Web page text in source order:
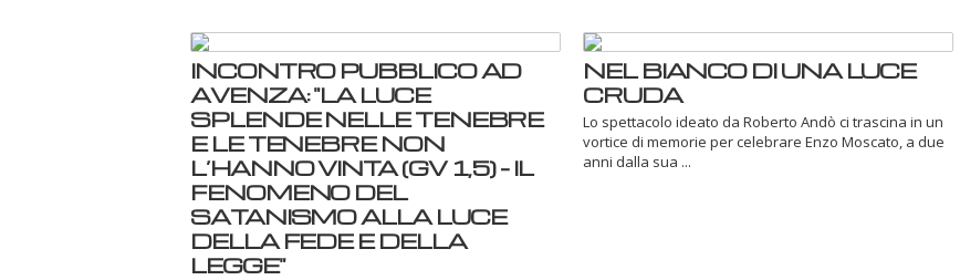
INCONTRO PUBBLICO AD
AVENZA: "LA LUCE
SPLENDE NELLE TENEBRE
E LE TENEBRE NON
L’HANNO VINTA (GV 1,5) - IL
FENOMENO DEL
SATANISMO ALLA LUCE
DELLA FEDE E DELLA
LEGGE"
NEL BIANCO DI UNA LUCE
CRUDA
Lo spettacolo ideato da Roberto Andò ci trascina in un
vortice di memorie per celebrare Enzo Moscato, a due
anni dalla sua ...